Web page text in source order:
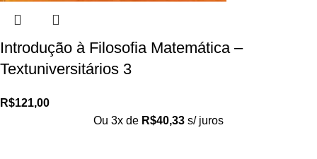
Introdução à Filosofia Matemática –
Textuniversitários 3
R$121,00
Ou 3x de R$40,33 s/ juros